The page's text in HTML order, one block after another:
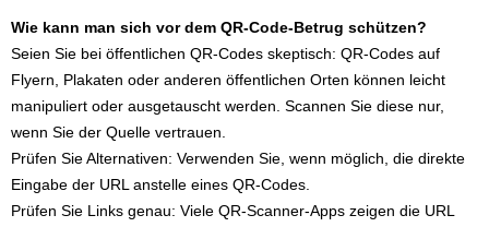
Wie kann man sich vor dem QR-Code-Betrug schützen?
Seien Sie bei öffentlichen QR-Codes skeptisch: QR-Codes auf
Flyern, Plakaten oder anderen öffentlichen Orten können leicht
manipuliert oder ausgetauscht werden. Scannen Sie diese nur,
wenn Sie der Quelle vertrauen.
Prüfen Sie Alternativen: Verwenden Sie, wenn möglich, die direkte
Eingabe der URL anstelle eines QR-Codes.
Prüfen Sie Links genau: Viele QR-Scanner-Apps zeigen die URL